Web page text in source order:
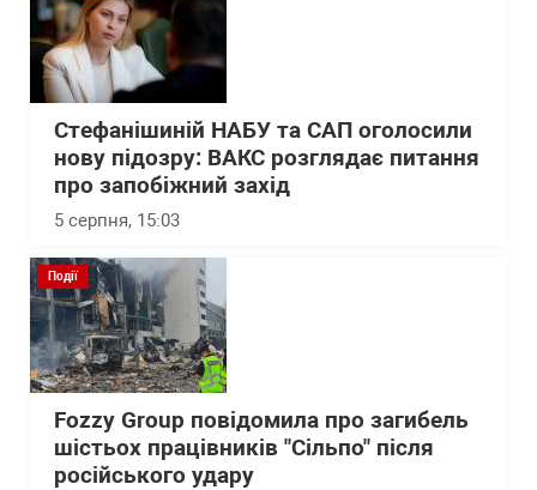
Стефанішиній НАБУ та САП оголосили
нову підозру: ВАКС розглядає питання
про запобіжний захід
5 серпня, 15:03
Події
Fozzy Group повідомила про загибель
шістьох працівників "Сільпо" після
російського удару